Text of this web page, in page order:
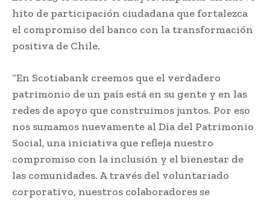
hito de participación ciudadana que fortalezca
el compromiso del banco con la transformación
positiva de Chile.
“En Scotiabank creemos que el verdadero
patrimonio de un país está en su gente y en las
redes de apoyo que construimos juntos. Por eso
nos sumamos nuevamente al Día del Patrimonio
Social, una iniciativa que refleja nuestro
compromiso con la inclusión y el bienestar de
las comunidades. A través del voluntariado
corporativo, nuestros colaboradores se